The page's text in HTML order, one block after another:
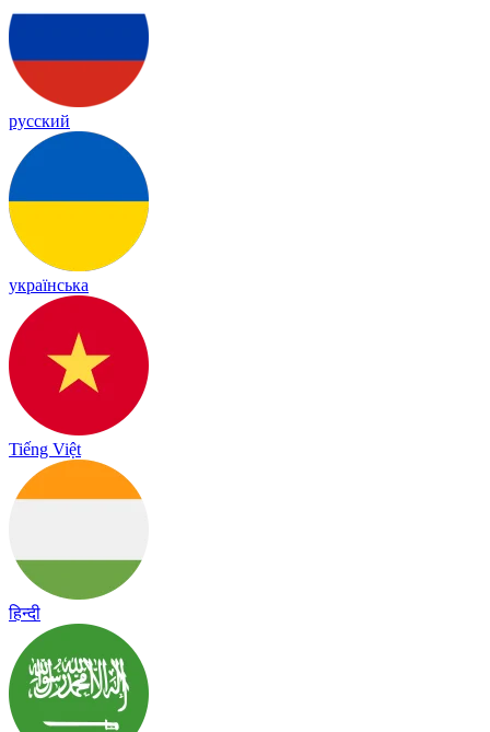
русский
українська
Tiếng Việt
हिन्दी